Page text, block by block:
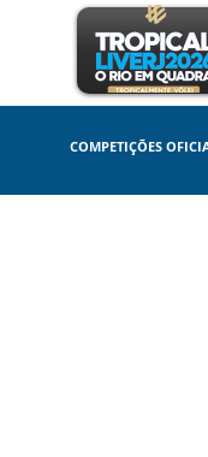
COMPETIÇÕES